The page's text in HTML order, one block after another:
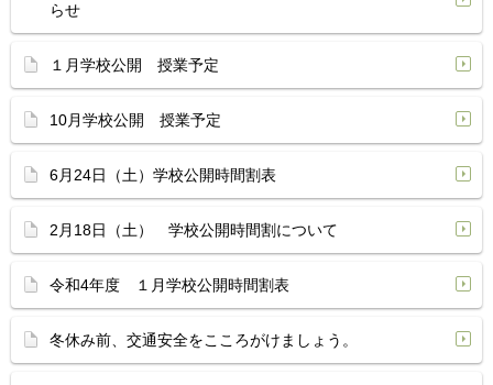
らせ
１月学校公開 授業予定
10月学校公開 授業予定
6月24日（土）学校公開時間割表
2月18日（土） 学校公開時間割について
令和4年度 １月学校公開時間割表
冬休み前、交通安全をこころがけましょう。